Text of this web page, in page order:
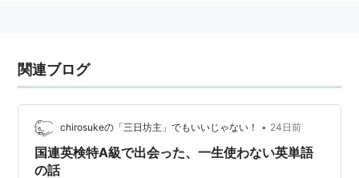
入るとされている。だがその割には知名度は低く、力試
し程度に受けられているのが現状。
関連ブログ
chirosukeの「三日坊主」でもいいじゃない！ • 24日前
国連英検特A級で出会った、一生使わない英単語
の話